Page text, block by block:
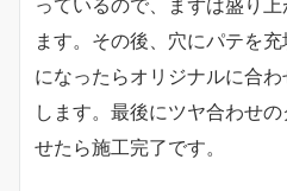
ます。その後、穴にパテを
になったらオリジナルに合
します。最後にツヤ合わせ
せたら施工完了です。